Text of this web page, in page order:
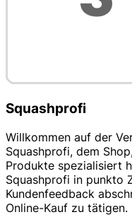
Squashprofi
Willkommen auf der
Squashprofi, dem
Produkte spezialisiert
Squashprofi in punkto
Kundenfeedback
Online-Kauf zu tätigen.